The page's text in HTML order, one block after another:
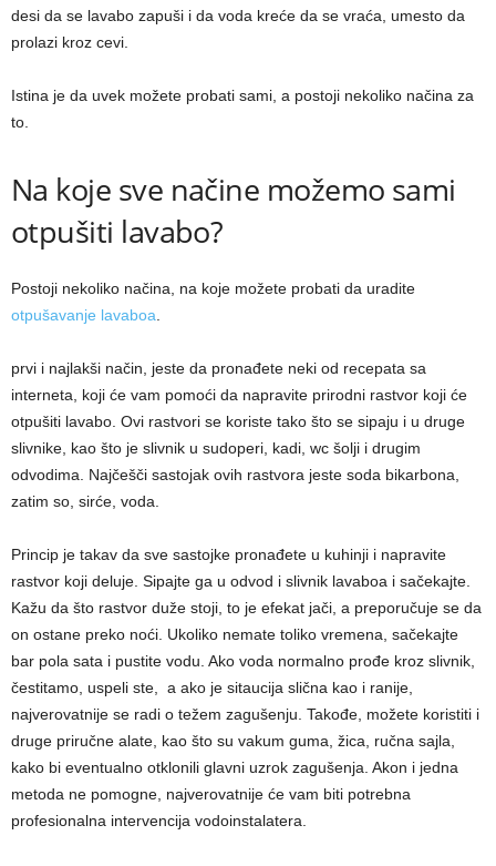
desi da se lavabo zapuši i da voda kreće da se vraća, umesto da
prolazi kroz cevi.
Istina je da uvek možete probati sami, a postoji nekoliko načina za
to.
Na koje sve načine možemo sami
otpušiti lavabo?
Postoji nekoliko načina, na koje možete probati da uradite
otpušavanje lavaboa
prvi i najlakši način, jeste da pronađete neki od recepata sa
interneta, koji će vam pomoći da napravite prirodni rastvor koji će
otpušiti lavabo. Ovi rastvori se koriste tako što se sipaju i u druge
slivnike, kao što je slivnik u sudoperi, kadi, wc šolji i drugim
odvodima. Najčešči sastojak ovih rastvora jeste soda bikarbona,
zatim so, sirće, voda.
Princip je takav da sve sastojke pronađete u kuhinji i napravite
rastvor koji deluje. Sipajte ga u odvod i slivnik lavaboa i sačekajte.
Kažu da što rastvor duže stoji, to je efekat jači, a preporučuje se da
on ostane preko noći. Ukoliko nemate toliko vremena, sačekajte
bar pola sata i pustite vodu. Ako voda normalno prođe kroz slivnik,
čestitamo, uspeli ste, a ako je sitaucija slična kao i ranije,
najverovatnije se radi o težem zagušenju. Takođe, možete koristiti i
druge priručne alate, kao što su vakum guma, žica, ručna sajla,
kako bi eventualno otklonili glavni uzrok zagušenja. Akon i jedna
metoda ne pomogne, najverovatnije će vam biti potrebna
profesionalna intervencija vodoinstalatera.